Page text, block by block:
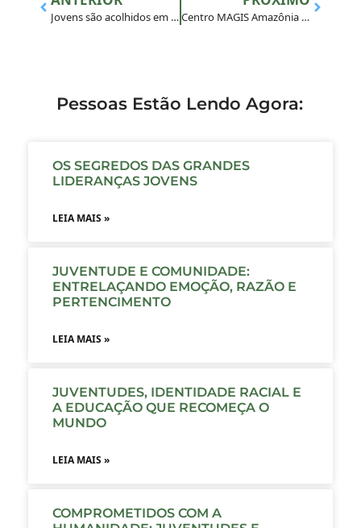
Jovens são acolhidos em Feira de Santana (BA) para a experiência do Noviciado Centro MAGIS Amazônia marca presença em Missa da Família Inaciana
Pessoas Estão Lendo Agora:
OS SEGREDOS DAS GRANDES
LIDERANÇAS JOVENS
LEIA MAIS »
JUVENTUDE E COMUNIDADE:
ENTRELAÇANDO EMOÇÃO, RAZÃO E
PERTENCIMENTO
LEIA MAIS »
JUVENTUDES, IDENTIDADE RACIAL E
A EDUCAÇÃO QUE RECOMEÇA O
MUNDO
LEIA MAIS »
COMPROMETIDOS COM A